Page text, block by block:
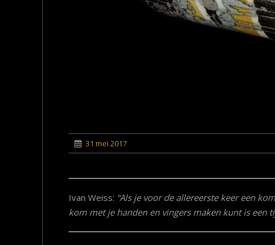
31 mei 2017
Ivan Weiss: “Als je voor de allereerste keer een
kom met je handen en vingers maken kunt is een